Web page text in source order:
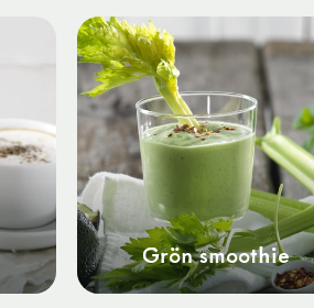
Grön smoothie